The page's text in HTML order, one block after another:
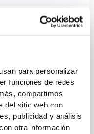
para personalizar
funciones de redes
compartimos
del sitio web con
publicidad y análisis
otra información
10:00 AM BST